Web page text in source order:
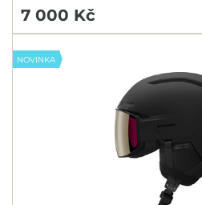
7 000 Kč
NOVINKA